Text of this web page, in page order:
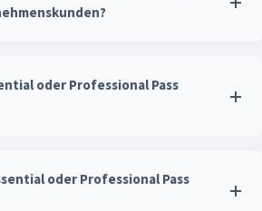
oder Professional Pass
oder Professional Pass